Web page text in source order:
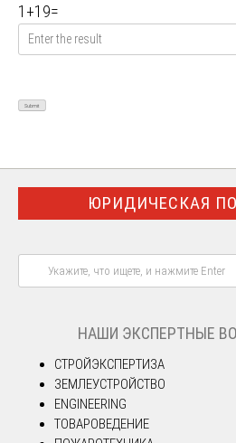
1 +19=
ЮРИДИЧЕСКАЯ
НАШИ ЭКСПЕРТНЫЕ
СТРОЙЭКСПЕРТИЗА
ЗЕМЛЕУСТРОЙСТВО
ENGINEERING
ТОВАРОВЕДЕНИЕ